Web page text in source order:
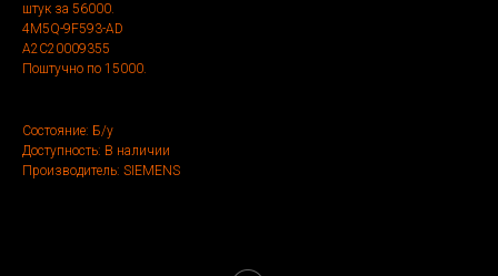
штук за 56000.
4M5Q-9F593-AD
A2C20009355
Поштучно по 15000.
Состояние: Б/у
Доступность: В наличии
Производитель: SIEMENS